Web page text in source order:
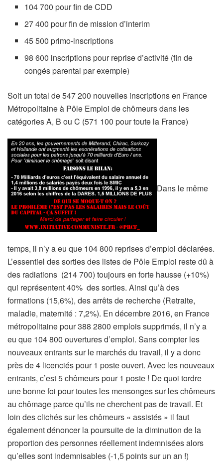
104 700 pour fin de CDD
27 400 pour fin de mission d’interim
45 500 primo-inscriptions
98 600 inscriptions pour reprise d’activité (fin de
congés parental par exemple)
Soit un total de 547 200 nouvelles inscriptions en France
Métropolitaine à Pôle Emploi de chômeurs dans les
catégories A, B ou C (571 100 pour toute la France)
Dans le même
temps, il n’y a eu que 104 800 reprises d’emploi déclarées.
L’essentiel des sorties des listes de Pôle Emploi reste dû à
des radiations (214 700) toujours en forte hausse (+10%)
qui représentent 40% des sorties. Ainsi qu’à des
formations (15,6%), des arrêts de recherche (Retraite,
maladie, maternité : 7,2%). En décembre 2016, en France
métropolitaine pour 388 2800 emplois supprimés, il n’y a
eu que 104 800 ouvertures d’emploi. Sans compter les
nouveaux entrants sur le marchés du travail, il y a donc
près de 4 licenciés pour 1 poste ouvert. Avec les nouveaux
entrants, c’est 5 chômeurs pour 1 poste ! De quoi tordre
une bonne foi pour toutes les mensonges sur les chômeurs
au chômage parce qu’ils ne cherchent pas de travail. Et
loin des clichés sur les chômeurs « assistés » il faut
également dénoncer la poursuite de la diminution de la
proportion des personnes réellement indemnisées alors
qu’elles sont indemnisables (-1,5 points sur un an !)